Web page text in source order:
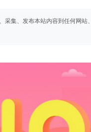
采集、发布本站内容到任何网站